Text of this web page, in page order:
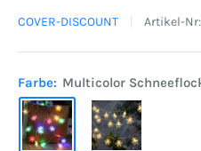
COVER-DISCOUNT Artikel-Nr:
Farbe: Multicolor